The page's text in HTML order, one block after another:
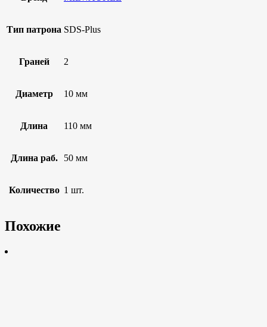
Тип патрона SDS-Plus
Граней 2
Диаметр 10 мм
Длина 110 мм
Длина раб. 50 мм
Количество 1 шт.
Похожие